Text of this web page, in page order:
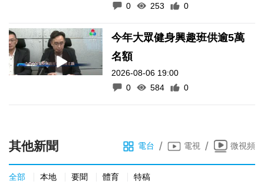
0
253 0
今年大眾健身興趣班供逾5萬
名額
2026-08-06 19:00
0
584 0
其他新聞 電台 / 電視 / 微視頻
全部 本地 要聞 體育 特稿